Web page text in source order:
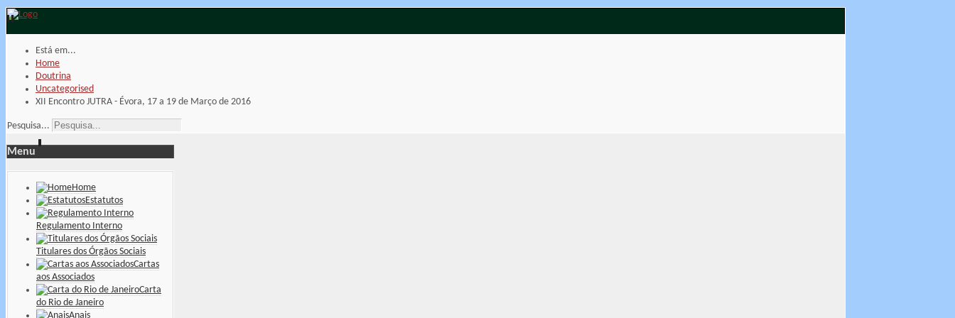
Está em...
Home
Doutrina
Uncategorised
XII Encontro JUTRA - Évora, 17 a 19 de Março de 2016
Pesquisa...
Menu
Home
Estatutos
Regulamento Interno
Titulares dos Órgãos Sociais
Cartas
aos Associados
Carta
do Rio de Janeiro
Anais